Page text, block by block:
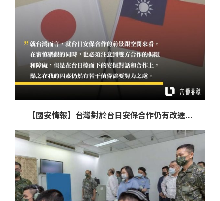
【國安情報】台灣對於台日安保合作仍有改進...